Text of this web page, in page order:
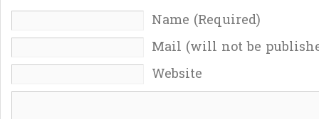
Name (Required)
Mail (will not be
Website